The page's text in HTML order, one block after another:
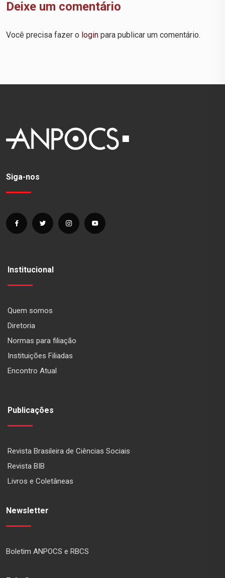
Deixe um comentário
Você precisa fazer o login para publicar um comentário.
Siga-nos
Institucional
Quem somos
Diretoria
Normas para filiação
Instituições Filiadas
Encontro Atual
Publicações
Revista Brasileira de Ciências Sociais
Revista BIB
Livros e Coletâneas
Newsletter
Boletim ANPOCS e RBCS